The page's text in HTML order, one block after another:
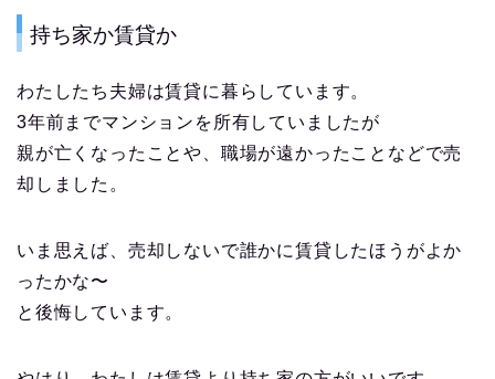
持ち家か賃貸か
わたしたち夫婦は賃貸に暮らしています。
3年前までマンションを所有していましたが
親が亡くなったことや、職場が遠かったことなどで売
却しました。
いま思えば、売却しないで誰かに賃貸したほうがよか
ったかな〜
と後悔しています。